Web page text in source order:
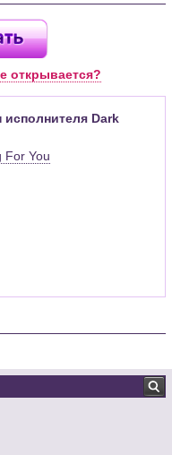
необходимо
программу Guitar
Скачать её можно с
) или найти
гитары, бас-гитары,
и ансамблей в
создании
ей строчка с
струнных, клавишных
его к нотам
аккордов для
в MIDI, ASCII,
Pro 6), подготовка к
Power Tab (.ptb),
открывается?
исполнителя Dark
For You